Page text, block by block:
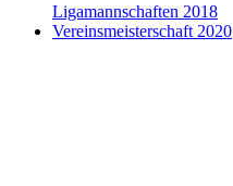
Ligamannschaften 2018
Vereinsmeisterschaft 2020